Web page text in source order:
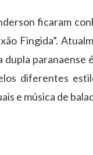
ficaram
Fingida”.
dupla
diferentes
e música de